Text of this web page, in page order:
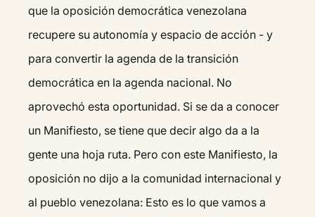
que la oposición democrática venezolana
recupere su autonomía y espacio de acción - y
para convertir la agenda de la transición
democrática en la agenda nacional. No
aprovechó esta oportunidad. Si se da a conocer
un Manifiesto, se tiene que decir algo da a la
gente una hoja ruta. Pero con este Manifiesto, la
oposición no dijo a la comunidad internacional y
al pueblo venezolana: Esto es lo que vamos a